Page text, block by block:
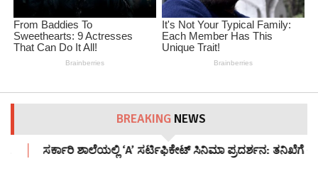
BREAKING NEWS
ಸರ್ಕಾರಿ ಶಾಲೆಯಲ್ಲಿ ‘A’ ಸರ್ಟಿಫಿಕೇಟ್ ಸಿನಿಮಾ ಪ್ರದರ್ಶನ: ತನಿಖೆಗೆ